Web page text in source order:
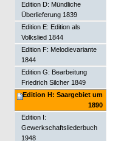
Edition D: Mündliche
Überlieferung 1839
Edition E: Edition als
Volkslied 1844
Edition F: Melodievariante
1844
Edition G: Bearbeitung
Friedrich Silcher 1849
Edition H: Saargebiet um
1890
Edition I:
Gewerkschaftsliederbuch
1948